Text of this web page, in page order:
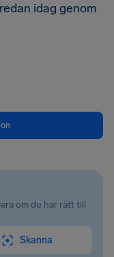
idag genom
om du har rätt till
Skanna